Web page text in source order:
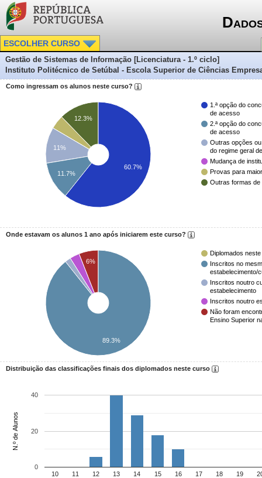
ESCOLHER CURSO
Gestão de Sistemas de Informação [Licenciatura - 1.º ciclo]
Instituto Politécnico de Setúbal - Escola Superior de Ciências
Como ingressam os alunos neste curso?
1.ª opção do
de acesso
2.ª opção do
de acesso
Outras opções
do regime geral
Mudança de
Provas para
Outras formas de
12.3%
11%
11.7%
60.7%
Onde estavam os alunos 1 ano após iniciarem este curso?
Diplomados
Inscritos no
estabelecimento/
Inscritos noutro
estabelecimento
Inscritos noutro
Não foram
Ensino Superior
6%
89.3%
Distribuição das classificações finais dos diplomados neste curso
10 11 12 13 14 15 16 17 18 19
0
20
40
N.º de Alunos